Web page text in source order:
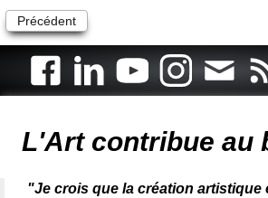
Précédent
L'Art contribue au
"Je crois que la création artistique